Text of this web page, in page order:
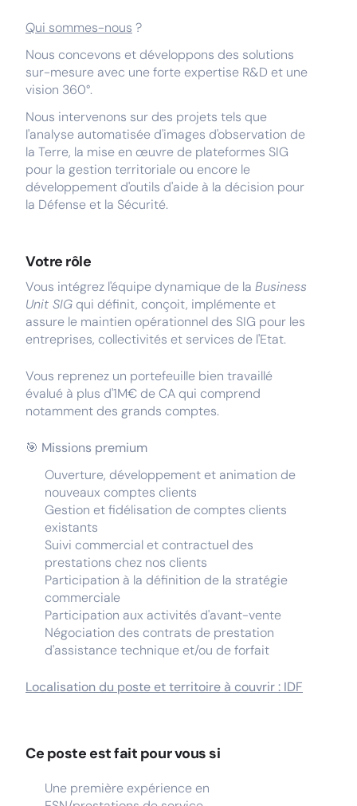
Qui sommes-nous ?
Nous concevons et développons des solutions
sur-mesure avec une forte expertise R&D et une
vision 360°.
Nous intervenons sur des projets tels que
l'analyse automatisée d'images d'observation de
la Terre, la mise en œuvre de plateformes SIG
pour la gestion territoriale ou encore le
développement d'outils d'aide à la décision pour
la Défense et la Sécurité.
Votre rôle
Vous intégrez l'équipe dynamique de la Business
Unit SIG qui définit, conçoit, implémente et
assure le maintien opérationnel des SIG pour les
entreprises, collectivités et services de l'Etat.
Vous reprenez un portefeuille bien travaillé
évalué à plus d'1M€ de CA qui comprend
notamment des grands comptes.
🎯 Missions premium
Ouverture, développement et animation de
nouveaux comptes clients
Gestion et fidélisation de comptes clients
existants
Suivi commercial et contractuel des
prestations chez nos clients
Participation à la définition de la stratégie
commerciale
Participation aux activités d'avant-vente
Négociation des contrats de prestation
d'assistance technique et/ou de forfait
Localisation du poste et territoire à couvrir : IDF
Ce poste est fait pour vous si
Une première expérience en